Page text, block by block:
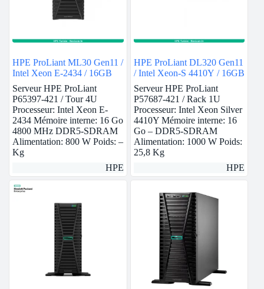
HPE ProLiant ML30 Gen11 /
Intel Xeon E-2434 / 16GB
Serveur HPE ProLiant
P65397-421 / Tour 4U
Processeur: Intel Xeon E-
2434 Mémoire interne: 16 Go
4800 MHz DDR5-SDRAM
Alimentation: 800 W Poids: –
Kg
HPE
HPE ProLiant DL320 Gen11
/ Intel Xeon-S 4410Y / 16GB
Serveur HPE ProLiant
P57687-421 / Rack 1U
Processeur: Intel Xeon Silver
4410Y Mémoire interne: 16
Go – DDR5-SDRAM
Alimentation: 1000 W Poids:
25,8 Kg
HPE